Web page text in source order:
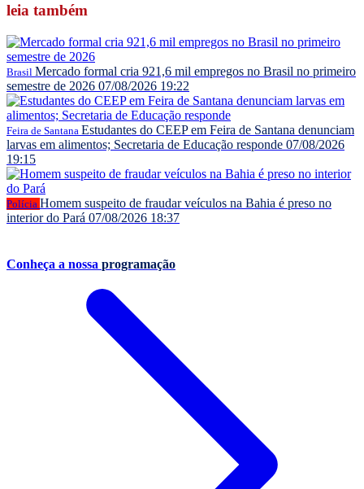
leia também
Brasil Mercado formal cria 921,6 mil empregos no Brasil no primeiro
semestre de 2026 07/08/2026 19:22
Feira de Santana Estudantes do CEEP em Feira de Santana denunciam
larvas em alimentos; Secretaria de Educação responde 07/08/2026
19:15
Polícia Homem suspeito de fraudar veículos na Bahia é preso no
interior do Pará 07/08/2026 18:37
Conheça a nossa programação